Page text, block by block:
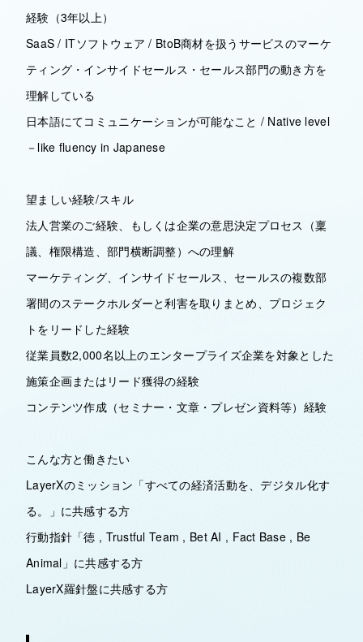
経験（3年以上）
SaaS / ITソフトウェア / BtoB商材を扱うサービスのマーケ
ティング・インサイドセールス・セールス部門の動き方を
理解している
日本語にてコミュニケーションが可能なこと / Native level
－like fluency in Japanese
望ましい経験/スキル
法人営業のご経験、もしくは企業の意思決定プロセス（稟
議、権限構造、部門横断調整）への理解
マーケティング、インサイドセールス、セールスの複数部
署間のステークホルダーと利害を取りまとめ、プロジェク
トをリードした経験
従業員数2,000名以上のエンタープライズ企業を対象とした
施策企画またはリード獲得の経験
コンテンツ作成（セミナー・文章・プレゼン資料等）経験
こんな方と働きたい
LayerXのミッション「すべての経済活動を、デジタル化す
る。」に共感する方
行動指針「徳 , Trustful Team , Bet AI , Fact Base , Be
Animal」に共感する方
LayerX羅針盤に共感する方